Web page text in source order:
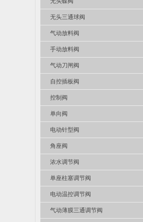
无头三通球阀
气动放料阀
手动放料阀
气动刀闸阀
自控插板阀
控制阀
单向阀
电动针型阀
角座阀
浓水调节阀
单座柱塞调节阀
电动温控调节阀
气动薄膜三通调节阀